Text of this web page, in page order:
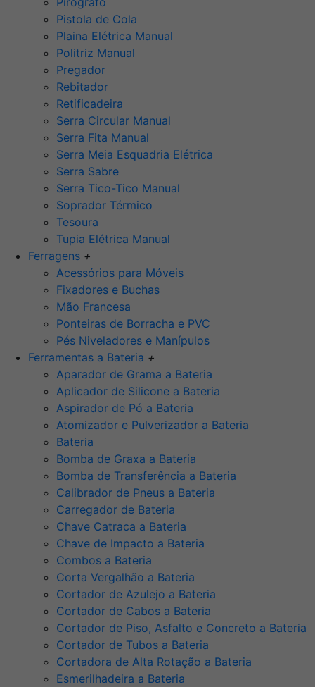
Pistola de Cola
Plaina Elétrica Manual
Politriz Manual
Pregador
Rebitador
Retificadeira
Serra Circular Manual
Serra Fita Manual
Serra Meia Esquadria Elétrica
Serra Sabre
Serra Tico-Tico Manual
Soprador Térmico
Tesoura
Tupia Elétrica Manual
Ferragens +
Acessórios para Móveis
Fixadores e Buchas
Mão Francesa
Ponteiras de Borracha e PVC
Pés Niveladores e Manípulos
Ferramentas a Bateria +
Aparador de Grama a Bateria
Aplicador de Silicone a Bateria
Aspirador de Pó a Bateria
Atomizador e Pulverizador a Bateria
Bateria
Bomba de Graxa a Bateria
Bomba de Transferência a Bateria
Calibrador de Pneus a Bateria
Carregador de Bateria
Chave Catraca a Bateria
Chave de Impacto a Bateria
Combos a Bateria
Corta Vergalhão a Bateria
Cortador de Azulejo a Bateria
Cortador de Cabos a Bateria
Cortador de Piso, Asfalto e Concreto a Bateria
Cortador de Tubos a Bateria
Cortadora de Alta Rotação a Bateria
Esmerilhadeira a Bateria